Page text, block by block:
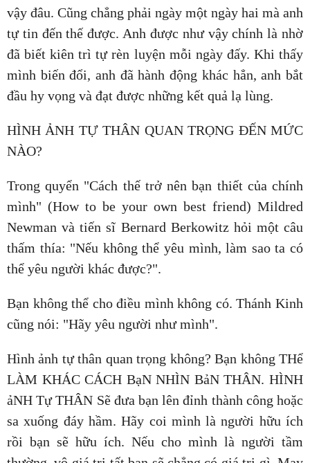
vậy đâu. Cũng chẳng phải ngày một ngày hai mà anh
tự tin đến thế được. Anh được như vậy chính là nhờ
đã biết kiên trì tự rèn luyện mỗi ngày đấy. Khi thấy
mình biến đổi, anh đã hành động khác hẳn, anh bắt
đầu hy vọng và đạt được những kết quả lạ lùng.
HÌNH ẢNH TỰ THÂN QUAN TRỌNG ĐẾN MỨC
NÀO?
Trong quyển "Cách thế trở nên bạn thiết của chính
mình" (How to be your own best friend) Mildred
Newman và tiến sĩ Bernard Berkowitz hỏi một câu
thấm thía: "Nếu không thể yêu mình, làm sao ta có
thể yêu người khác được?".
Bạn không thể cho điều mình không có. Thánh Kinh
cũng nói: "Hãy yêu người như mình".
Hình ảnh tự thân quan trọng không? Bạn không THể
LÀM KHÁC CÁCH BạN NHÌN BảN THÂN. HÌNH
ảNH Tự THÂN Sẽ đưa bạn lên đỉnh thành công hoặc
sa xuống đáy hầm. Hãy coi mình là người hữu ích
rồi bạn sẽ hữu ích. Nếu cho mình là người tầm